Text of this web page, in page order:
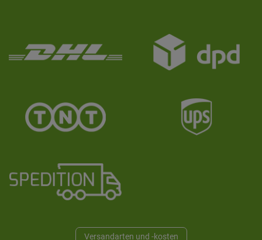
Versandarten und -kosten